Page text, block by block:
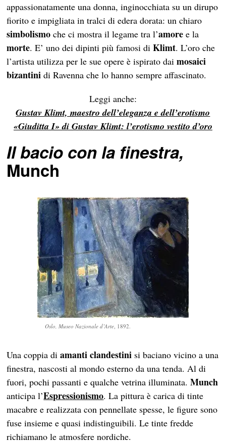
appassionatamente una donna, inginocchiata su un dirupo
fiorito e impigliata in tralci di edera dorata: un chiaro
simbolismo che ci mostra il legame tra l’amore e la
morte. E’ uno dei dipinti più famosi diKlimt. L’oro che
l’artista utilizza per le sue opere è ispirato daimosaici
bizantini di Ravenna che lo hanno sempre affascinato.
Leggi anche:
Gustav Klimt, maestro dell’eleganza e dell’erotismo
«Giuditta I» di Gustav Klimt: l’erotismo vestito d’oro
Il bacio con la finestra,
Munch
Oslo, Museo Nazionale d’Arte, 1892.
Una coppia diamanti clandestini si baciano vicino a una
finestra, nascosti al mondo esterno da una tenda. Al di
fuori, pochi passanti e qualche vetrina illuminata.Munch
anticipa l’Espressionismo. La pittura è carica di tinte
macabre e realizzata con pennellate spesse, le figure sono
fuse insieme e quasi indistinguibili. Le tinte fredde
richiamano le atmosfere nordiche.